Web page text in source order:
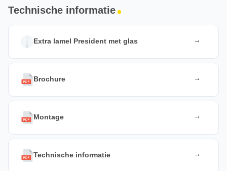
Technische informatie
Extra lamel President met glas
Brochure
Montage
Technische informatie